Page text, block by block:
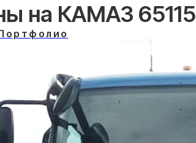
на КАМАЗ 65115